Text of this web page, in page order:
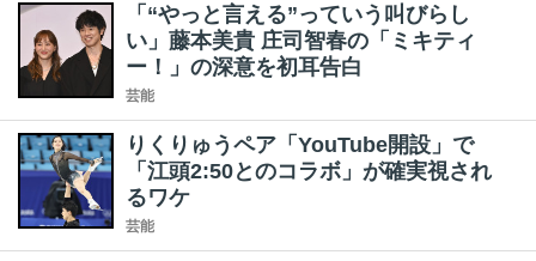
「“やっと言える”っていう叫びらし
い」藤本美貴 庄司智春の「ミキティ
ー！」の深意を初耳告白
芸能
りくりゅうペア「YouTube開設」で
「江頭2:50とのコラボ」が確実視され
るワケ
芸能